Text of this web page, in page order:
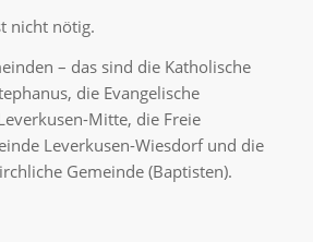
nicht nötig.
– das sind die Katholische
die Evangelische
Mitte, die Freie
Leverkusen-Wiesdorf und die
Gemeinde (Baptisten).